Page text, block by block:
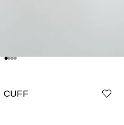
Aller à l'élément 1
Aller à l'élément 2
Aller à l'élément 3
Aller à l'élément 4
CUFF